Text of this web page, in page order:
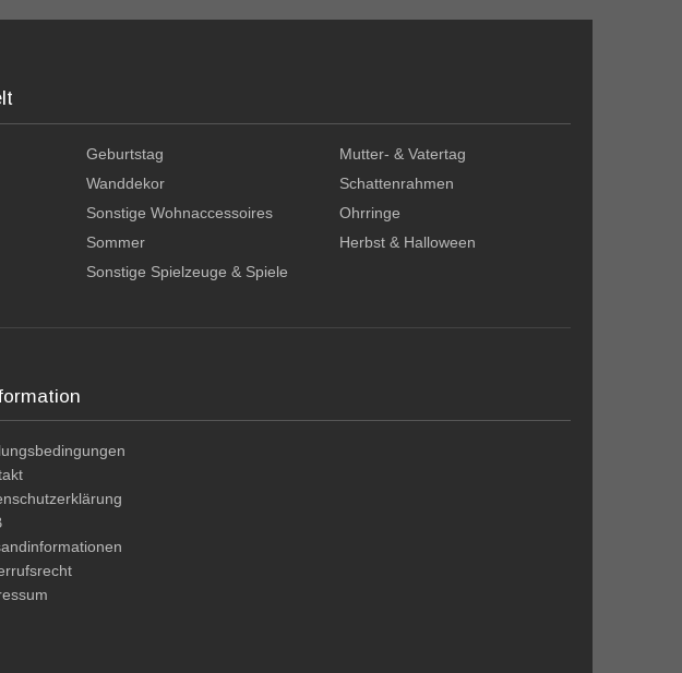
Geburtstag
Mutter- & Vatertag
Wanddekor
Schattenrahmen
Sonstige Wohnaccessoires
Ohrringe
Sommer
Herbst & Halloween
Sonstige Spielzeuge & Spiele